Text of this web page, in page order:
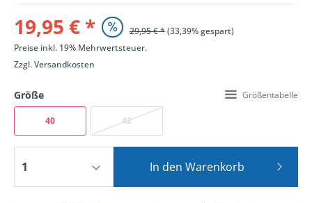
19,95 € * 29,95 € *(33,39% gespart)
Preise inkl. 19% Mehrwertsteuer.
Zzgl.Versandkosten
Größe Größentabelle
40 42
In den Warenkorb